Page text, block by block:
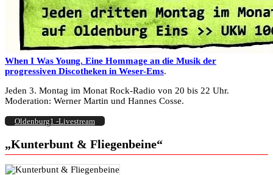
When I Was Young. Eine Hommage an die Musik der
progressiven Discotheken in Weser-Ems.
Jeden 3. Montag im Monat Rock-Radio von 20 bis 22 Uhr.
Moderation: Werner Martin und Hannes Cosse.
Oldenburg1 -Livestream
„Kunterbunt & Fliegenbeine“